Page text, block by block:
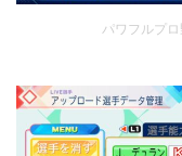
パワフルプ